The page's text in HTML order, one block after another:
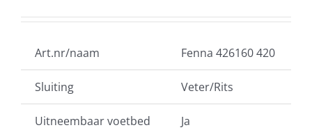
Art.nr/naam Fenna 426160 420
Sluiting Veter/Rits
Uitneembaar voetbed Ja